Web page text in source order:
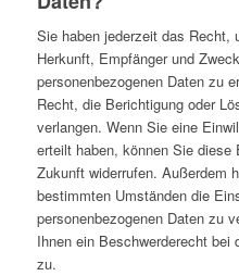
Sie haben jederzeit das Recht,
Herkunft, Empfänger und
personenbezogenen Daten zu
Recht, die Berichtigung oder
verlangen. Wenn Sie eine
erteilt haben, können Sie diese
Zukunft widerrufen. Außerdem
bestimmten Umständen die
personenbezogenen Daten zu
Ihnen ein Beschwerderecht
zu.